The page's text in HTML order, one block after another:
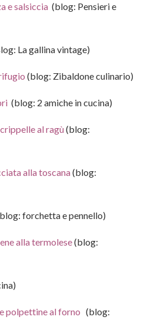
e salsiccia (blog: Pensieri e
La gallina vintage)
(blog: Zibaldone culinario)
(blog: 2 amiche in cucina)
al ragù(blog:
alla toscana(blog:
forchetta e pennello)
alla termolese(blog:
polpettine al forno (blog: